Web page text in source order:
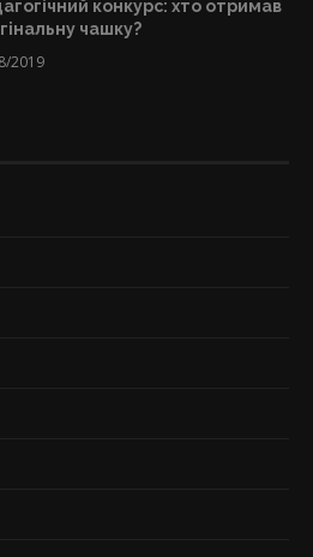
конкурс: хто отримав
чашку?
2019